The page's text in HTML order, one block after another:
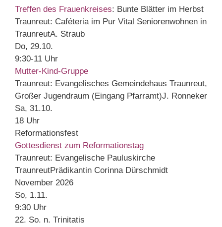
Treffen des Frauenkreises: Bunte Blätter im Herbst
Traunreut: Caféteria im Pur Vital Seniorenwohnen in
TraunreutA. Straub
Do, 29.10.
9:30-11 Uhr
Mutter-Kind-Gruppe
Traunreut: Evangelisches Gemeindehaus Traunreut,
Großer Jugendraum (Eingang Pfarramt)J. Ronneker
Sa, 31.10.
18 Uhr
Reformationsfest
Gottesdienst zum Reformationstag
Traunreut: Evangelische Pauluskirche
TraunreutPrädikantin Corinna Dürschmidt
November 2026
So, 1.11.
9:30 Uhr
22. So. n. Trinitatis